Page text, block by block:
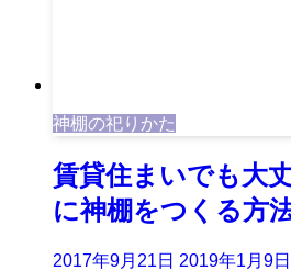
神棚の祀りかた
賃貸住まいでも大
に神棚をつくる方
2017年9月21日 2019年1月9日